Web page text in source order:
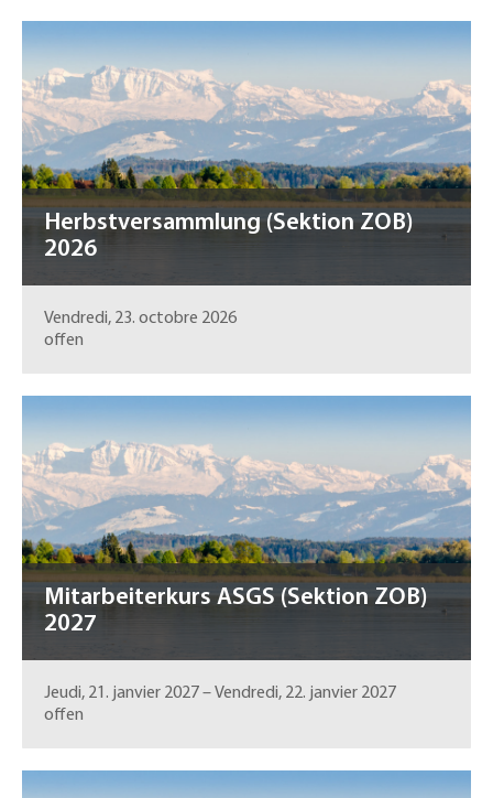
Herbstversammlung (Sektion ZOB)
2026
Vendredi, 23. octobre 2026
offen
Mitarbeiterkurs ASGS (Sektion ZOB)
2027
Jeudi, 21. janvier 2027–Vendredi, 22. janvier 2027
offen